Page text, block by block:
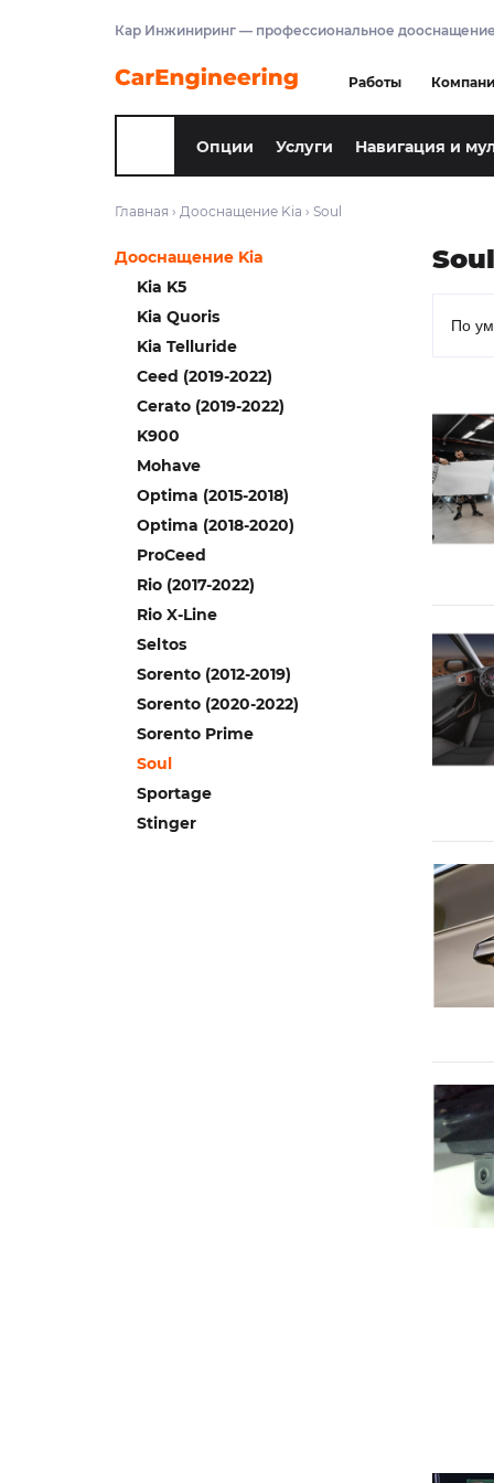
Кар Инжиниринг — профессиональное
Работы
Опции Услуги Навигация и
Главная › Дооснащение Kia › Soul
Дооснащение Kia
Kia K5
Kia Quoris
Kia Telluride
Ceed (2019-2022)
Cerato (2019-2022)
K900
Mohave
Optima (2015-2018)
Optima (2018-2020)
ProCeed
Rio (2017-2022)
Rio X-Line
Seltos
Sorento (2012-2019)
Sorento (2020-2022)
Sorento Prime
Soul
Sportage
Stinger
Soul